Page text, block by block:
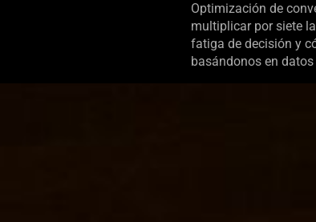
Optimización de
multiplicar por siete
fatiga de decisión y
basándonos en